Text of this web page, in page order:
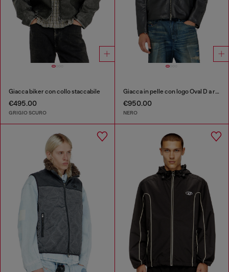
Giacca biker con collo staccabile
€495.00
GRIGIO SCURO
Giacca in pelle con logo Oval D a rilievo
€950.00
NERO